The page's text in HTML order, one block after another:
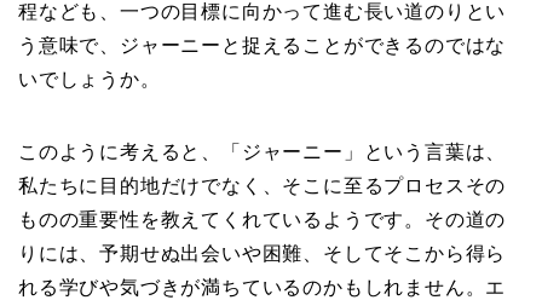
程なども、一つの目標に向かって進む長い道のりとい
う意味で、ジャーニーと捉えることができるのではな
いでしょうか。
このように考えると、「ジャーニー」という言葉は、
私たちに目的地だけでなく、そこに至るプロセスその
ものの重要性を教えてくれているようです。その道の
りには、予期せぬ出会いや困難、そしてそこから得ら
れる学びや気づきが満ちているのかもしれません。エ